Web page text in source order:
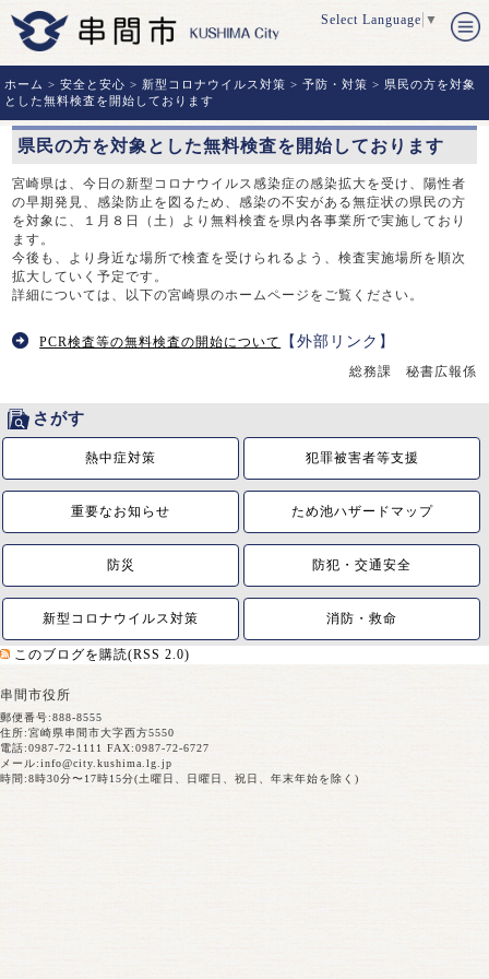
Select Language ▼
ホーム >安全と安心 > 新型コロナウイルス対策 >予防・対策 > 県民の方を対象
とした無料検査を開始しております
県民の方を対象とした無料検査を開始しております
宮崎県は、今日の新型コロナウイルス感染症の感染拡大を受け、陽性者
の早期発見、感染防止を図るため、感染の不安がある無症状の県民の方
を対象に、１月８日（土）より無料検査を県内各事業所で実施しており
ます。
今後も、より身近な場所で検査を受けられるよう、検査実施場所を順次
拡大していく予定です。
詳細については、以下の宮崎県のホームページをご覧ください。
PCR検査等の無料検査の開始について 【外部リンク】
総務課 秘書広報係
さがす
熱中症対策 犯罪被害者等支援
重要なお知らせ ため池ハザードマップ
防災 防犯・交通安全
新型コロナウイルス対策 消防・救命
このブログを購読(RSS 2.0)
串間市役所
郵便番号:888-8555
住所:宮崎県串間市大字西方5550
電話:0987-72-1111 FAX:0987-72-6727
メール:info@city.kushima.lg.jp
時間:8時30分〜17時15分(土曜日、日曜日、祝日、年末年始を除く)